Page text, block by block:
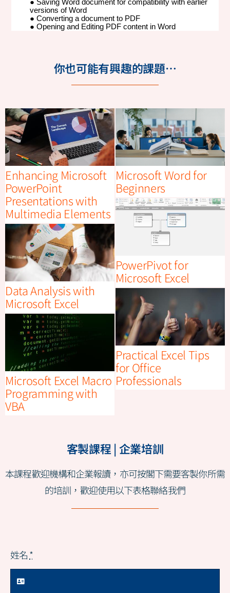
你也可能有興趣的課題…
Enhancing Microsoft
PowerPoint
Presentations with
Multimedia Elements
Microsoft Word for
Beginners
PowerPivot for
Microsoft Excel
Data Analysis with
Microsoft Excel
Practical Excel Tips
for Office
Professionals
Microsoft Excel Macro
Programming with
VBA
客製課程 | 企業培訓
本課程歡迎機構和企業報讀，亦可按閣下需要客製你所需
的培訓，歡迎使用以下表格聯絡我們
姓名*